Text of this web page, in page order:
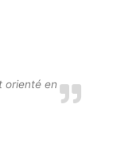
orienté en